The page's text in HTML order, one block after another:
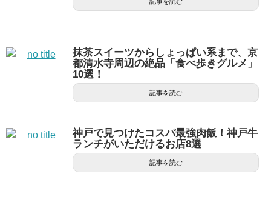
抹茶スイーツからしょっぱい系まで、京
都清水寺周辺の絶品「食べ歩きグルメ」
10選！
記事を読む
神戸で見つけたコスパ最強肉飯！神戸牛
ランチがいただけるお店8選
記事を読む